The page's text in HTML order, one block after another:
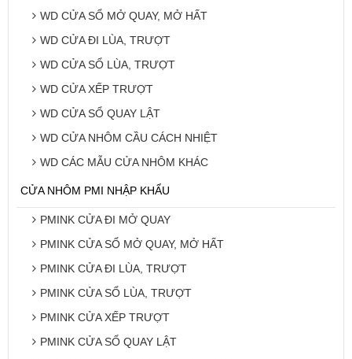
WD CỬA SỔ MỞ QUAY, MỞ HẤT
WD CỬA ĐI LÙA, TRƯỢT
WD CỬA SỔ LÙA, TRƯỢT
WD CỬA XẾP TRƯỢT
WD CỬA SỔ QUAY LẬT
WD CỬA NHÔM CẦU CÁCH NHIỆT
WD CÁC MẪU CỬA NHÔM KHÁC
CỬA NHÔM PMI NHẬP KHẨU
PMINK CỬA ĐI MỞ QUAY
PMINK CỬA SỔ MỞ QUAY, MỞ HẤT
PMINK CỬA ĐI LÙA, TRƯỢT
PMINK CỬA SỔ LÙA, TRƯỢT
PMINK CỬA XẾP TRƯỢT
PMINK CỬA SỔ QUAY LẬT